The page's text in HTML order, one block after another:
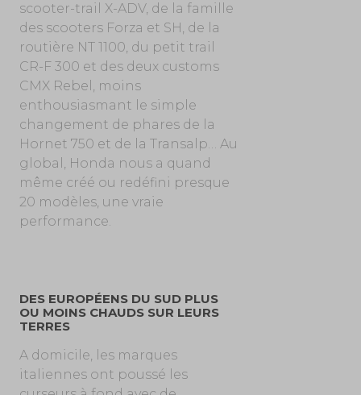
scooter-trail X-ADV, de la famille
des scooters Forza et SH, de la
routière NT 1100, du petit trail
CR-F 300 et des deux customs
CMX Rebel, moins
enthousiasmant le simple
changement de phares de la
Hornet 750 et de la Transalp… Au
global, Honda nous a quand
même créé ou redéfini presque
20 modèles, une vraie
performance.
DES EUROPÉENS DU SUD PLUS
OU MOINS CHAUDS SUR LEURS
TERRES
A domicile, les marques
italiennes ont poussé les